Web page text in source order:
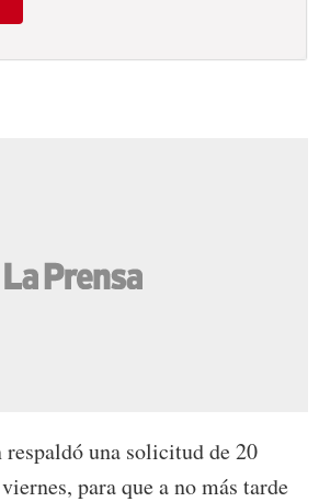
una solicitud de 20
para que a no más tarde